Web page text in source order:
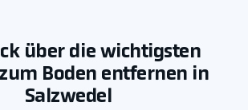
über die wichtigsten
Boden entfernen in
Salzwedel